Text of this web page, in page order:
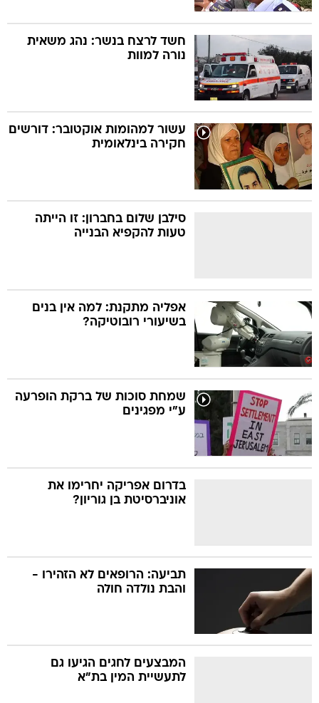
חשד לרצח בנשר: נהג משאית
נורה למוות
עשור למהומות אוקטובר: דורשים
חקירה בינלאומית
סילבן שלום בחברון: זו הייתה
טעות להקפיא הבנייה
אפליה מתקנת: למה אין בנים
בשיעורי רובוטיקה?
שמחת סוכות של ברקת הופרעה
ע"י מפגינים
בדרום אפריקה יחרימו את
אוניברסיטת בן גוריון?
תביעה: הרופאים לא הזהירו -
והבת נולדה חולה
המבצעים לחגים הגיעו גם
לתעשיית המין בת"א